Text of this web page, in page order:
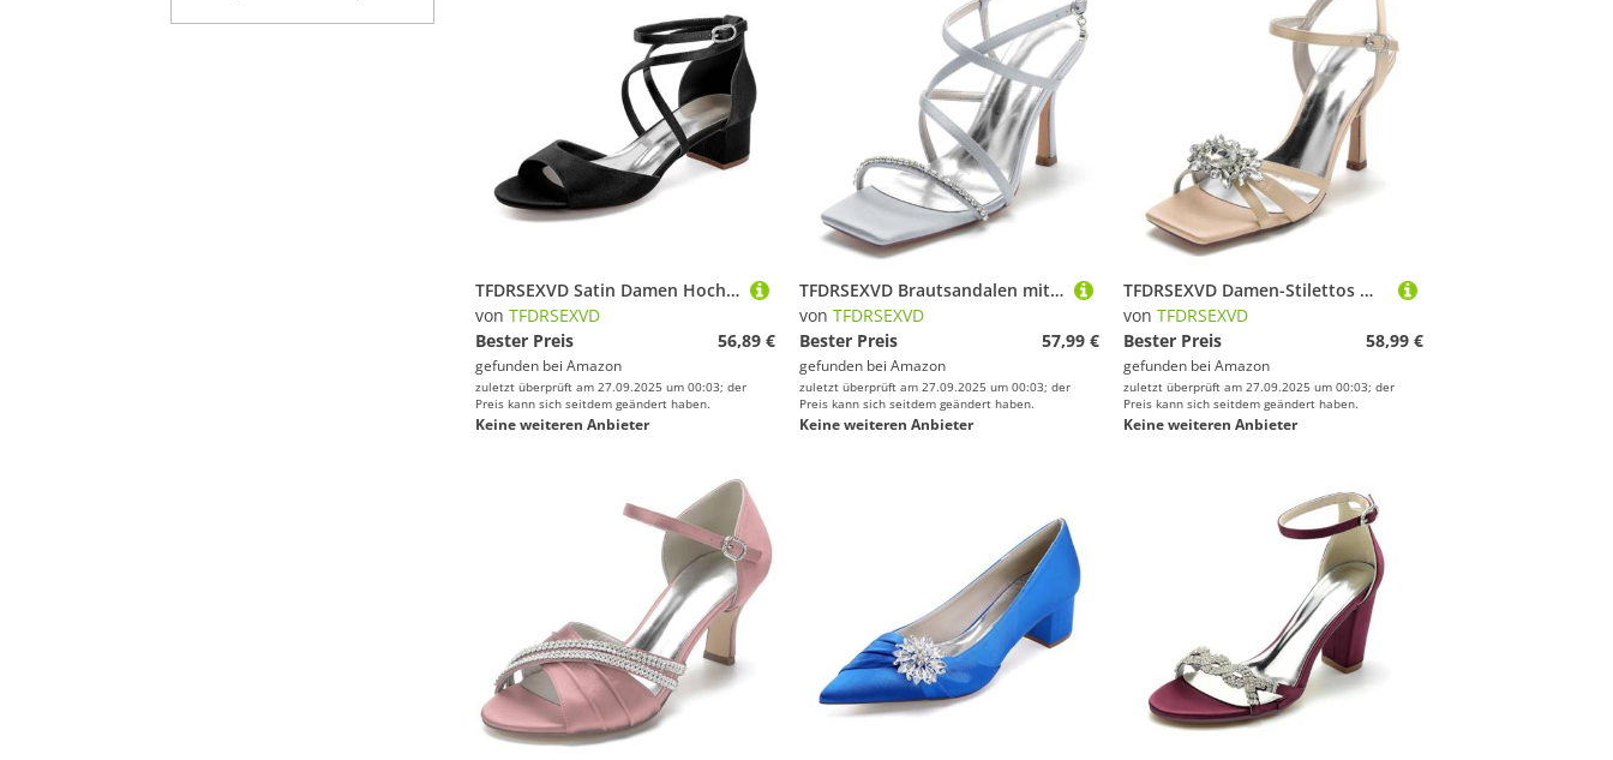
TFDRSEXVD Satin Damen Hochzeitsschuhe Schnalle Runde Zehenpartie Offene Zehenpartie Abendschuhe für Hochzeit Brautparty,Schwarz,43
von TFDRSEXVD
Bester Preis
56,89 €
gefunden bei Amazon
zuletzt überprüft am 27.09.2025 um 00:03; der
Preis kann sich seitdem geändert haben.
Keine weiteren Anbieter
TFDRSEXVD Brautsandalen mit Kristallen für Damen – 9,5 cm hohe Stiletto-Absätze mit quadratischer offener Zehenpartie und Knöchelriemen für Hochzeit, Abschlussball, Party,Silber,41
von TFDRSEXVD
Bester Preis
57,99 €
gefunden bei Amazon
zuletzt überprüft am 27.09.2025 um 00:03; der
Preis kann sich seitdem geändert haben.
Keine weiteren Anbieter
TFDRSEXVD Damen-Stilettos mit Falten, Satin, quadratische Zehenpartie, Strass, 9,5 cm Stiletto-Absätze für Hochzeit, Abschlussball, Party,Champagne,40
von TFDRSEXVD
Bester Preis
58,99 €
gefunden bei Amazon
zuletzt überprüft am 27.09.2025 um 00:03; der
Preis kann sich seitdem geändert haben.
Keine weiteren Anbieter